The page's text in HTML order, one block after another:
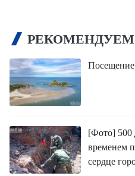
РЕКОМЕНДУЕМ
Посещение
[Фото] 500
временем
сердце